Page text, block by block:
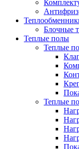
Антифриз
Блочные
Теплые полы
Теплые
Теплые